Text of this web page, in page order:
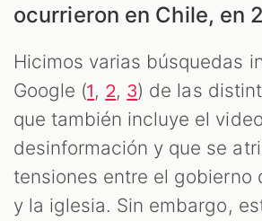
ocurrieron en Chile, en
Hicimos varias búsquedas
Google (1, 2, 3) de las
que también incluye el
desinformación y que se
tensiones entre el gobierno
y la iglesia. Sin embargo,